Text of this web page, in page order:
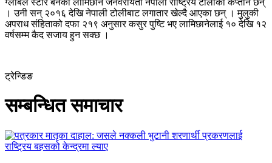
ग्लोबल स्टार बनेका लामिछाने जनवरीयता नेपाली राष्ट्रिय टोलीका कप्तान छन्
। उनी सन् २०१६ देखि नेपाली टोलीबाट लगातार खेल्दै आएका छन् । मुलुकी
अपराध संहिताको दफा २१९ अनुसार कसुर पुष्टि भए लामिछानेलाई १० देखि १२
वर्षसम्म कैद सजाय हुन सक्छ ।
ट्रेन्डिङ
सम्बन्धित समाचार